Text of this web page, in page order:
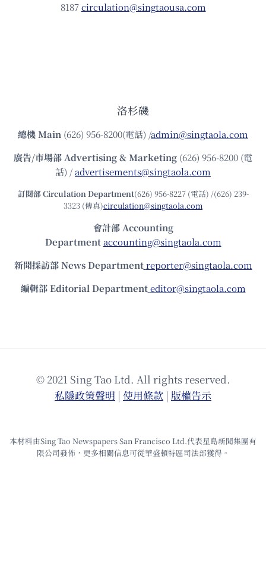
8187circulation@singtaousa.com
洛杉磯
總機Main (626) 956-8200(電話) /admin@singtaola.com
廣告/市場部Advertising & Marketing (626) 956-8200 (電
話) /advertisements@singtaola.com
訂閱部 Circulation Department(626) 956-8227 (電話) /(626) 239-
3323 (傳真)circulation@singtaola.com
會計部 Accounting
Department accounting@singtaola.com
新聞採訪部 News Department reporter@singtaola.com
編輯部 Editorial Department editor@singtaola.com
© 2021 Sing Tao Ltd. All rights reserved.
私隱政策聲明 | 使⽤條款 | 版權告⽰
本材料由Sing Tao Newspapers San Francisco Ltd.代表星島新聞集團有
限公司發佈，更多相關信息可從華盛頓特區司法部獲得。